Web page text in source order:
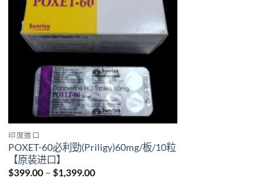
印度進口
POXET-60必利勁(Priligy)60mg/板/10粒
【原装进口】
$399.00 – $1,399.00Price